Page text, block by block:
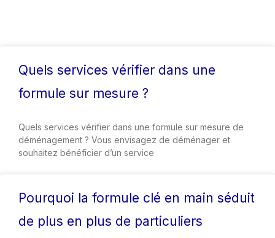
Quels services vérifier dans une
formule sur mesure ?
Quels services vérifier dans une formule sur mesure de
déménagement ? Vous envisagez de déménager et
souhaitez bénéficier d’un service
Pourquoi la formule clé en main séduit
de plus en plus de particuliers